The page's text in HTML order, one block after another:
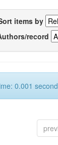
items by
record
0.001